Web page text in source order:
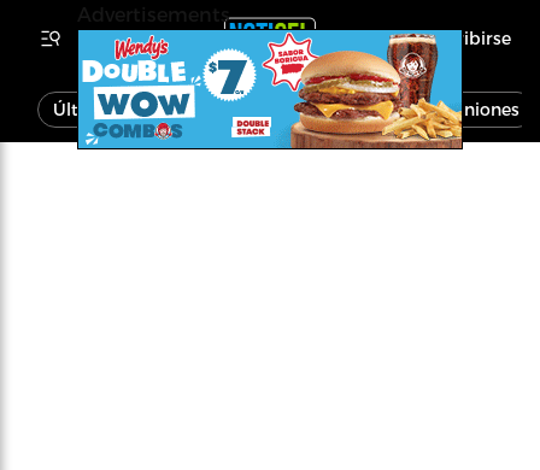
Inscribirse
Última Hora Noticias Economía Opiniones
Advertisements